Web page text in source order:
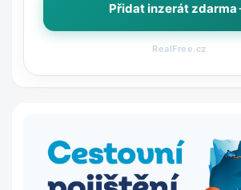
Přidat inzerát zdarma
RealFree.cz